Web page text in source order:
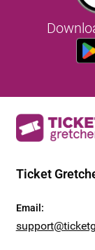
Ticket
Email :